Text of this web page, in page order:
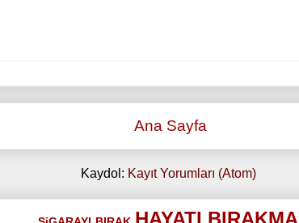
Ana Sayfa
Kaydol: Kayıt Yorumları (Atom)